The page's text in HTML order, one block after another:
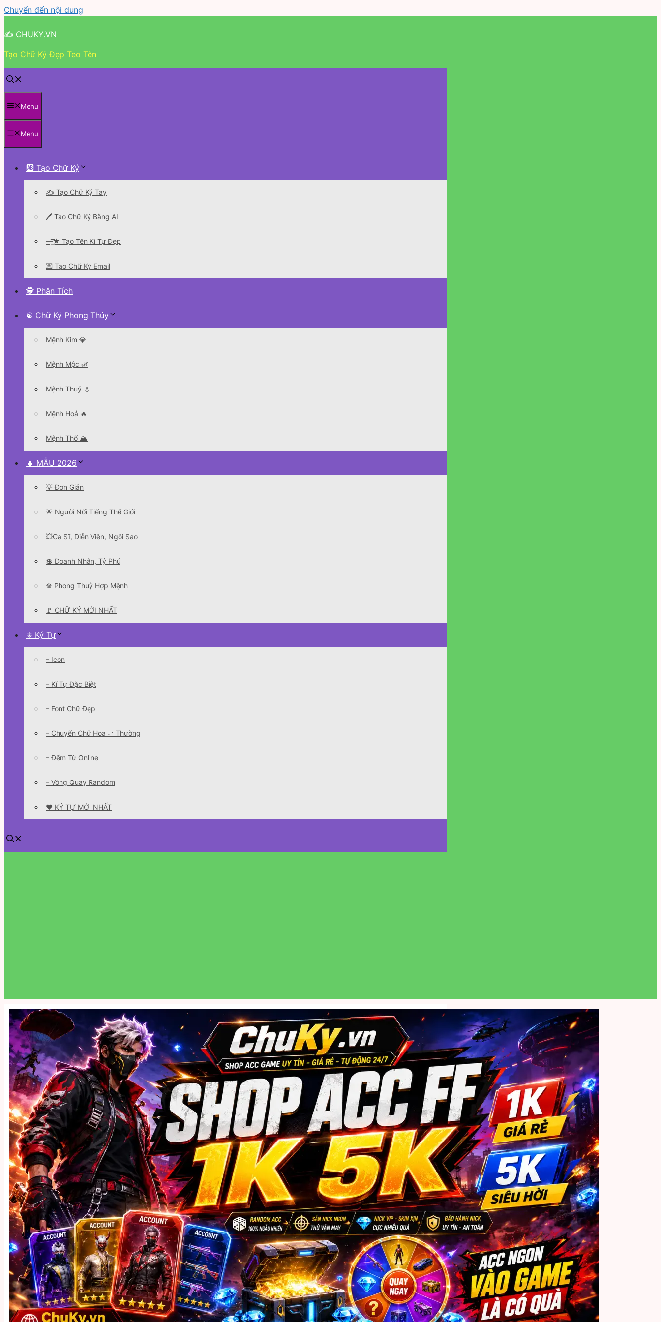
Chuyển đến nội dung
✍ CHUKY.VN
Tạo Chữ Ký Đẹp Teo Tên
Menu
Menu
🆎 Tạo Chữ Ký
✍️ Tạo Chữ Ký Tay
🖊 Tạo Chữ Ký Bằng AI
—͟͞͞★ Tạo Tên Kí Tự Đẹp
💌 Tạo Chữ Ký Email
🕵 Phân Tích
☯ Chữ Ký Phong Thủy
Mệnh Kim 💎
Mệnh Mộc 🌿
Mệnh Thuỷ 💧
Mệnh Hoả 🔥
Mệnh Thổ 🏔️
🔥 MẪU 2026
💡 Đơn Giản
🌟 Người Nổi Tiếng Thế Giới
💥Ca Sĩ, Diễn Viên, Ngôi Sao
💲 Doanh Nhân, Tỷ Phú
☸️ Phong Thuỷ Hợp Mệnh
🚩 CHỮ KÝ MỚI NHẤT
✳️ Ký Tự
– Icon
– Kí Tự Đặc Biệt
– Font Chữ Đẹp
– Chuyển Chữ Hoa ⇌ Thường
– Đếm Từ Online
– Vòng Quay Random
❤️ KÝ TỰ MỚI NHẤT